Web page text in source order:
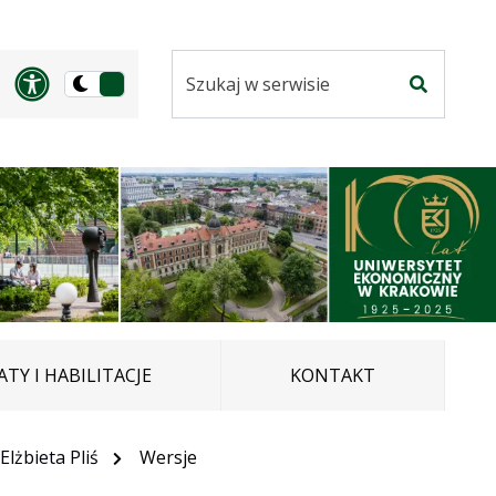
Panel dostosowania
Przełącz
ciemną
serwisie
I HABILITACJE KONTAKT
Elżbieta Pliś Wersje